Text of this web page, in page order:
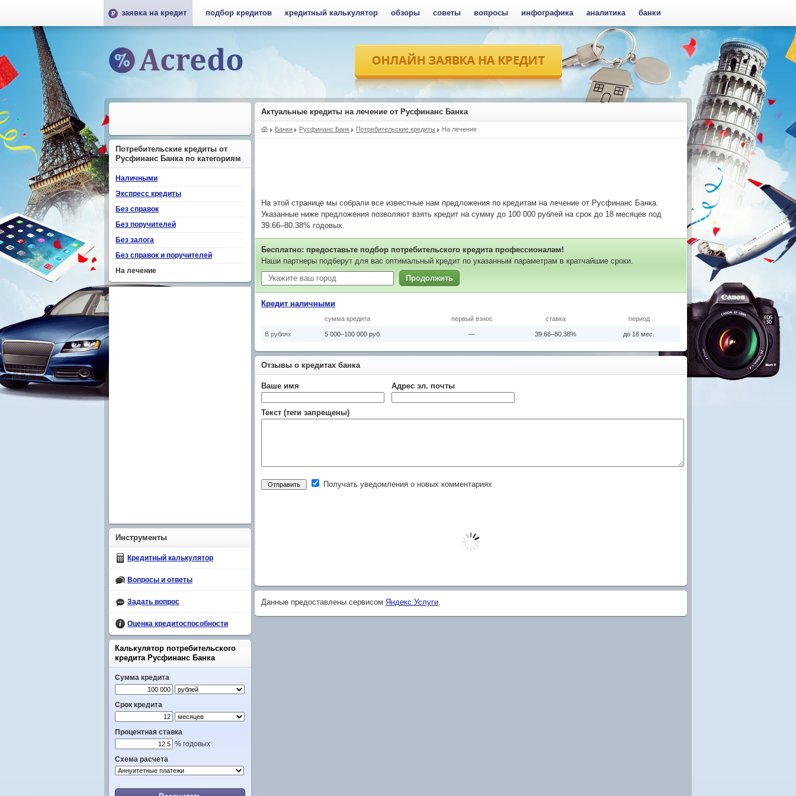
Актуальные кредиты на лечение от Русфинанс Банка
Банки Русфинанс Банк Потребительские кредиты На лечение
На этой странице мы собрали все известные нам предложения по кредитам на лечение от Русфинанс Банка.
Указанные ниже предложения позволяют взять кредит на сумму до 100 000 рублей на срок до 18 месяцев под
39.66–80.38% годовых.
Бесплатно: предоставьте подбор потребительского кредита профессионалам!
Наши партнеры подберут для вас оптимальный кредит по указанным параметрам в кратчайшие сроки.
Продолжить
Кредит наличными
сумма кредита первый взнос ставка период
В рублях 5 000–100 000 руб. — 39.66–80.38% до 18 мес.
Отзывы о кредитах банка
Ваше имя Адрес эл. почты
Текст (теги запрещены)
Получать уведомления о новых комментариях
Данные предоставлены сервисом Яндекс.Услуги.
Потребительские кредиты от
Русфинанс Банка по категориям
Наличными
Экспресс кредиты
Без справок
Без поручителей
Без залога
Без справок и поручителей
На лечение
Инструменты
Кредитный калькулятор
Вопросы и ответы
Задать вопрос
Оценка кредитоспособности
Калькулятор потребительского
кредита Русфинанс Банка
Сумма кредита
Срок кредита
Процентная ставка
% годовых
Схема расчета
заявка на кредит подбор кредитов кредитный калькулятор обзоры советы вопросы инфографика аналитика банки